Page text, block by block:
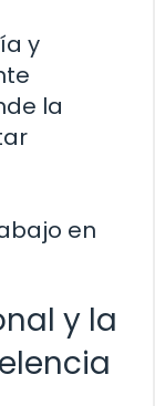
y
la
en
y la